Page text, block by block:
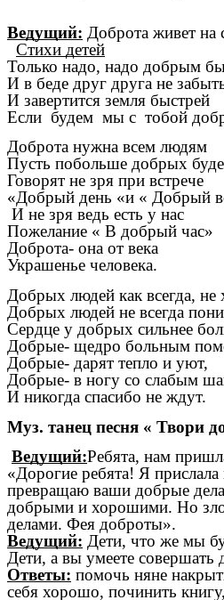
Ведущий: Доброта живет на
Стихи детей
Только надо, надо добрым
И в беде друг друга не
И завертится земля быстрей
Если будем мы с тобой
Доброта нужна всем людям
Пусть побольше добрых
Говорят не зря при встрече
«Добрый день «и « Добрый
И не зря ведь есть у нас
Пожелание « В добрый час»
Доброта- она от века
Украшенье человека.
Добрых людей как всегда, не
Добрых людей не всегда
Сердце у добрых сильнее
Добрые- щедро больным
Добрые- дарят тепло и уют,
Добрые- в ногу со слабым
И никогда спасибо не ждут.
Муз. танец песня « Твори
Ведущий:Ребята, нам
«Дорогие ребята! Я
превращаю ваши добрые дела
добрыми и хорошими. Но
делами. Фея доброты».
Ведущий: Дети, что же мы
Дети, а вы умеете
Ответы: помочь няне
себя хорошо, починить